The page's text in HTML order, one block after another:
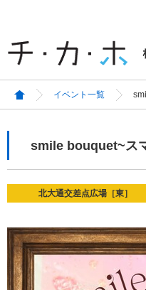
イベント一覧
smile bouquet~ス
北大通交差点広場［東］